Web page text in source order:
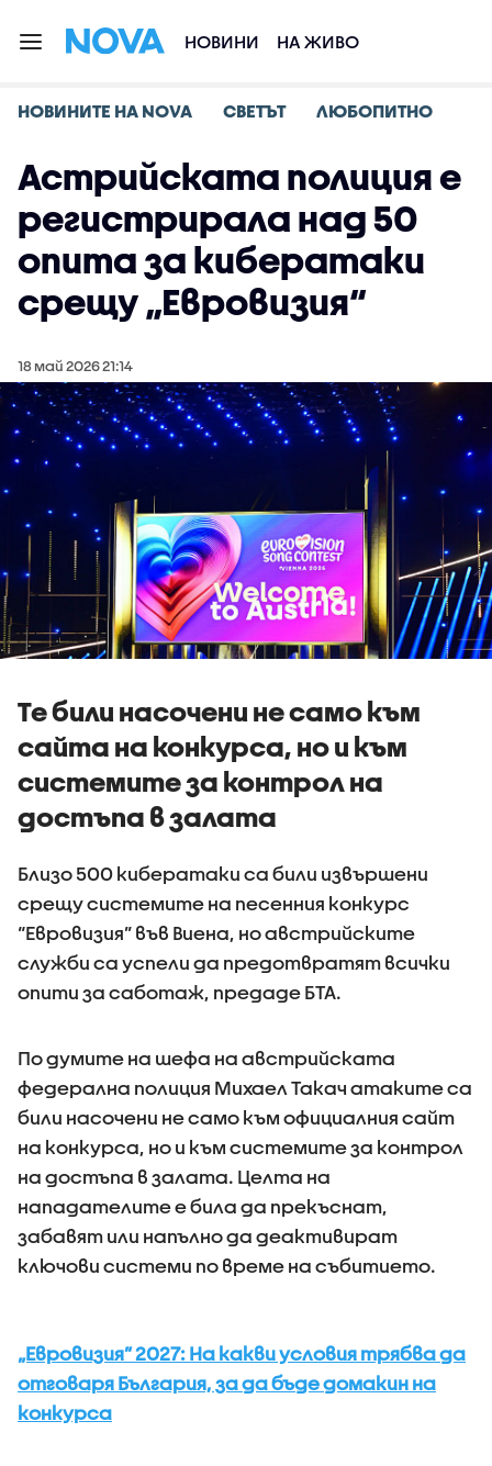
НОВИНИ НА ЖИВО
НОВИНИТЕ НА NOVA СВЕТЪТ ЛЮБОПИТНО
Астрийската полиция е
регистрирала над 50
опита за кибератаки
срещу „Евровизия“
18 май 2026 21:14
Те били насочени не само към
сайта на конкурса, но и към
системите за контрол на
достъпа в залата
Близо 500 кибератаки са били извършени
срещу системите на песенния конкурс
“Евровизия” във Виена, но австрийските
служби са успели да предотвратят всички
опити за саботаж, предаде БТА.
По думите на шефа на австрийската
федерална полиция Михаел Такач атаките са
били насочени не само към официалния сайт
на конкурса, но и към системите за контрол
на достъпа в залата. Целта на
нападателите е била да прекъснат,
забавят или напълно да деактивират
ключови системи по време на събитието.
„Евровизия” 2027: На какви условия трябва да
отговаря България, за да бъде домакин на
конкурса